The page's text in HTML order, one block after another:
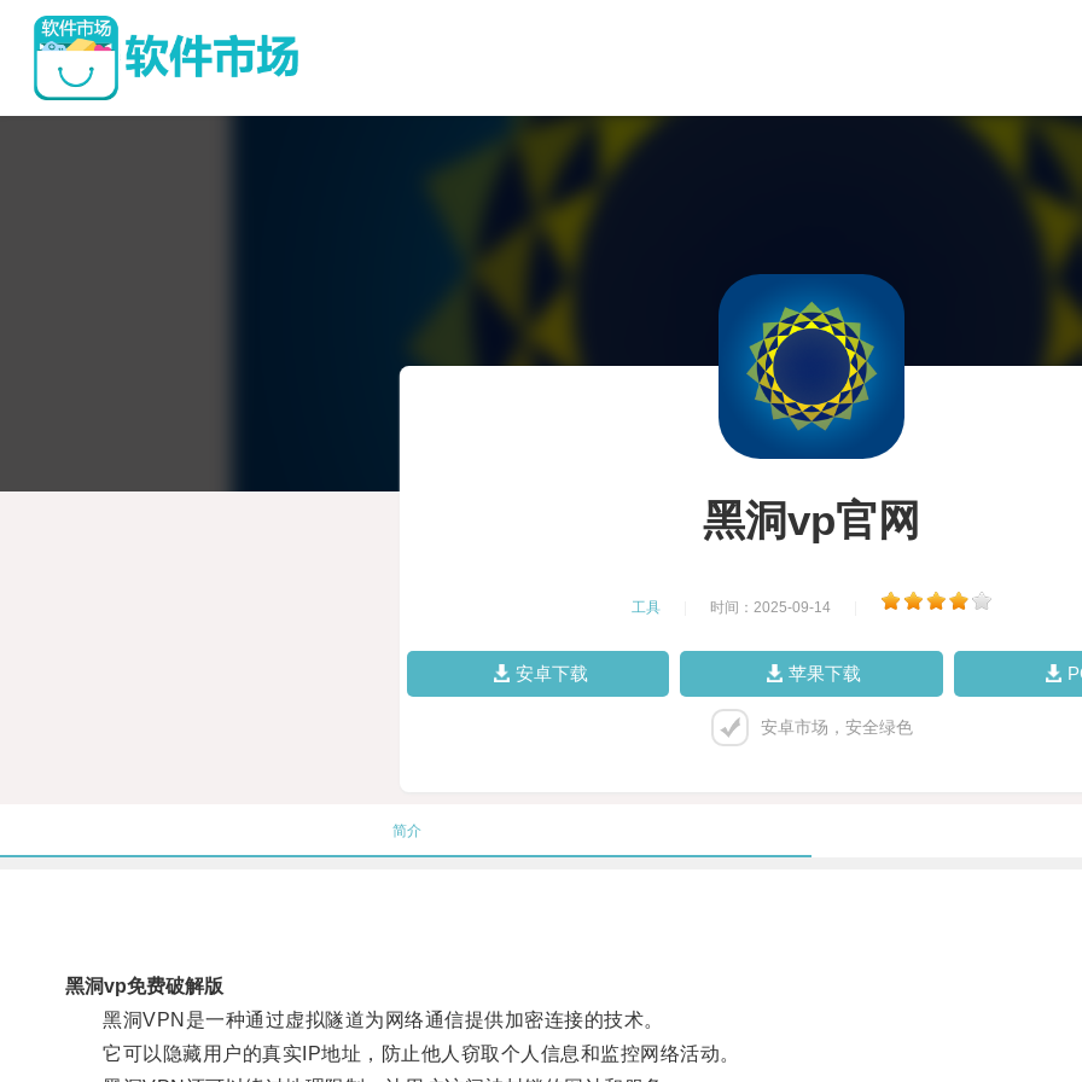
黑洞vp官网
工具 时间：2025-09-14
安卓下载 苹果下载
安卓市场，安全绿色
简介
黑洞vp免费破解版
黑洞VPN是一种通过虚拟隧道为网络通信提供加密连接的技术。
它可以隐藏用户的真实IP地址，防止他人窃取个人信息和监控网络活动。